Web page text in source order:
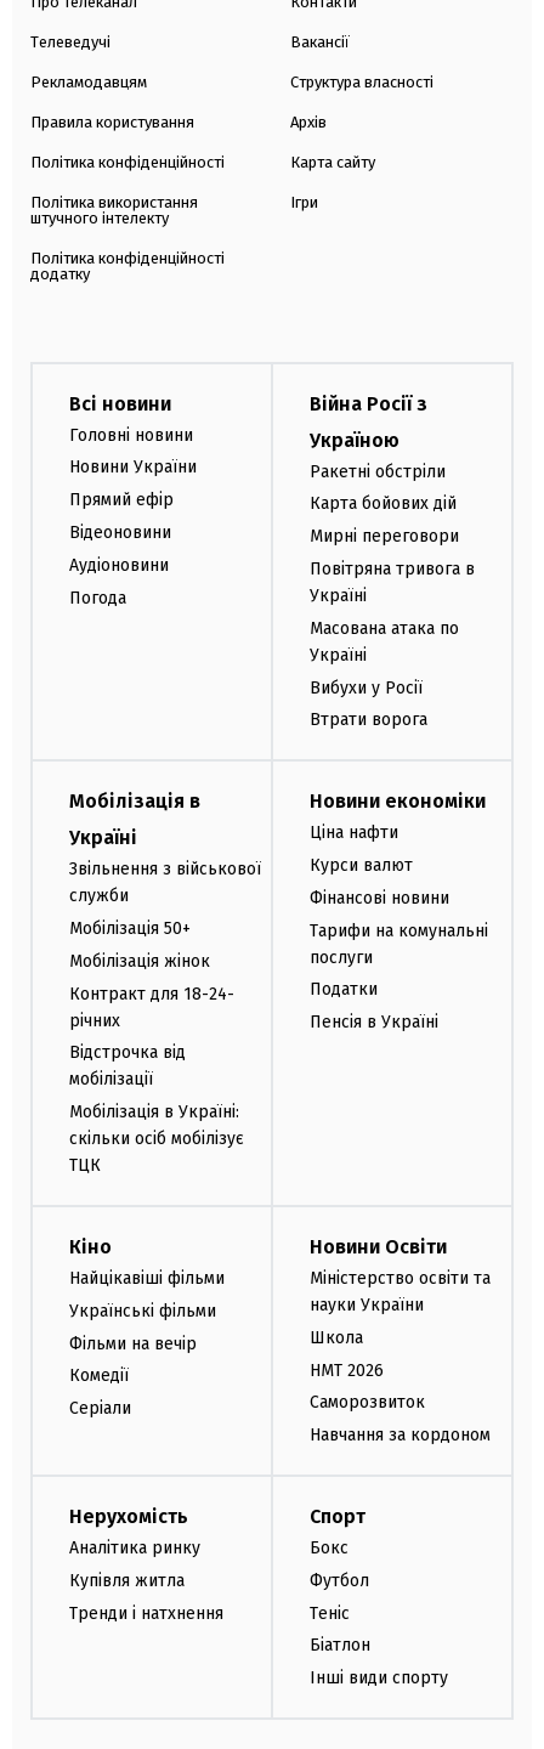
Телеведучі
Рекламодавцям
Правила користування
Політика конфіденційності
Політика використання
штучного інтелекту
Політика конфіденційності
додатку
Вакансії
Структура власності
Архів
Карта сайту
Ігри
Всі новини
Головні новини
Новини України
Прямий ефір
Відеоновини
Аудіоновини
Погода
Війна Росії з
Україною
Ракетні обстріли
Карта бойових дій
Мирні переговори
Повітряна тривога в
Україні
Масована атака по
Україні
Вибухи у Росії
Втрати ворога
Мобілізація в
Україні
Звільнення з військової
служби
Мобілізація 50+
Мобілізація жінок
Контракт для 18-24-
річних
Відстрочка від
мобілізації
Мобілізація в Україні:
скільки осіб мобілізує
ТЦК
Новини економіки
Ціна нафти
Курси валют
Фінансові новини
Тарифи на комунальні
послуги
Податки
Пенсія в Україні
Кіно
Найцікавіші фільми
Українські фільми
Фільми на вечір
Комедії
Серіали
Новини Освіти
Міністерство освіти та
науки України
Школа
НМТ 2026
Саморозвиток
Навчання за кордоном
Нерухомість
Аналітика ринку
Купівля житла
Тренди і натхнення
Спорт
Бокс
Футбол
Теніс
Біатлон
Інші види спорту